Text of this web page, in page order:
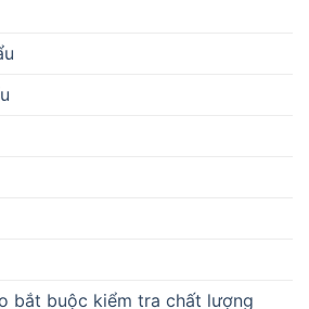
bắt buộc kiểm tra chất lượng